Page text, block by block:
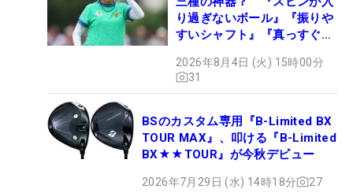
り過ぎないボール』『振りや
すいシャフト』『真っすぐ飛
セッティング
2026年8月4日 (火) 15時00分
31
BSのカスタム専用『B-Limited BX
TOUR MAX』、叩ける『B-Limited
BX★★TOUR』が今秋デビュー
2026年7月29日 (水) 14時18分 27